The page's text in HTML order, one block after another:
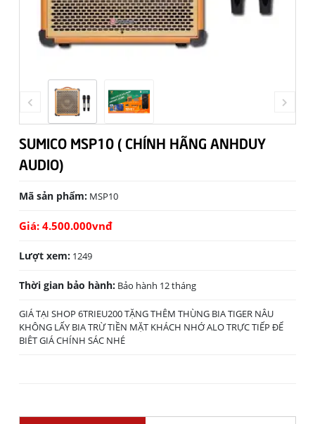
SUMICO MSP10 ( CHÍNH HÃNG ANHDUY
AUDIO)
Mã sản phẩm:MSP10
Giá: 4.500.000vnđ
Lượt xem: 1249
Thời gian bảo hành:Bảo hành 12 tháng
GIÁ TẠI SHOP 6TRIEU200 TẶNG THÊM THÙNG BIA TIGER NÂU
KHÔNG LẤY BIA TRỪ TIỀN MẶT KHÁCH NHỚ ALO TRỰC TIẾP ĐỂ
BIÊT GIÁ CHÍNH SÁC NHÉ